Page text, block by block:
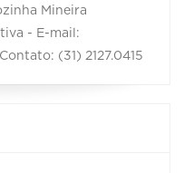
Mineira
- E-mail:
(31) 2127.0415